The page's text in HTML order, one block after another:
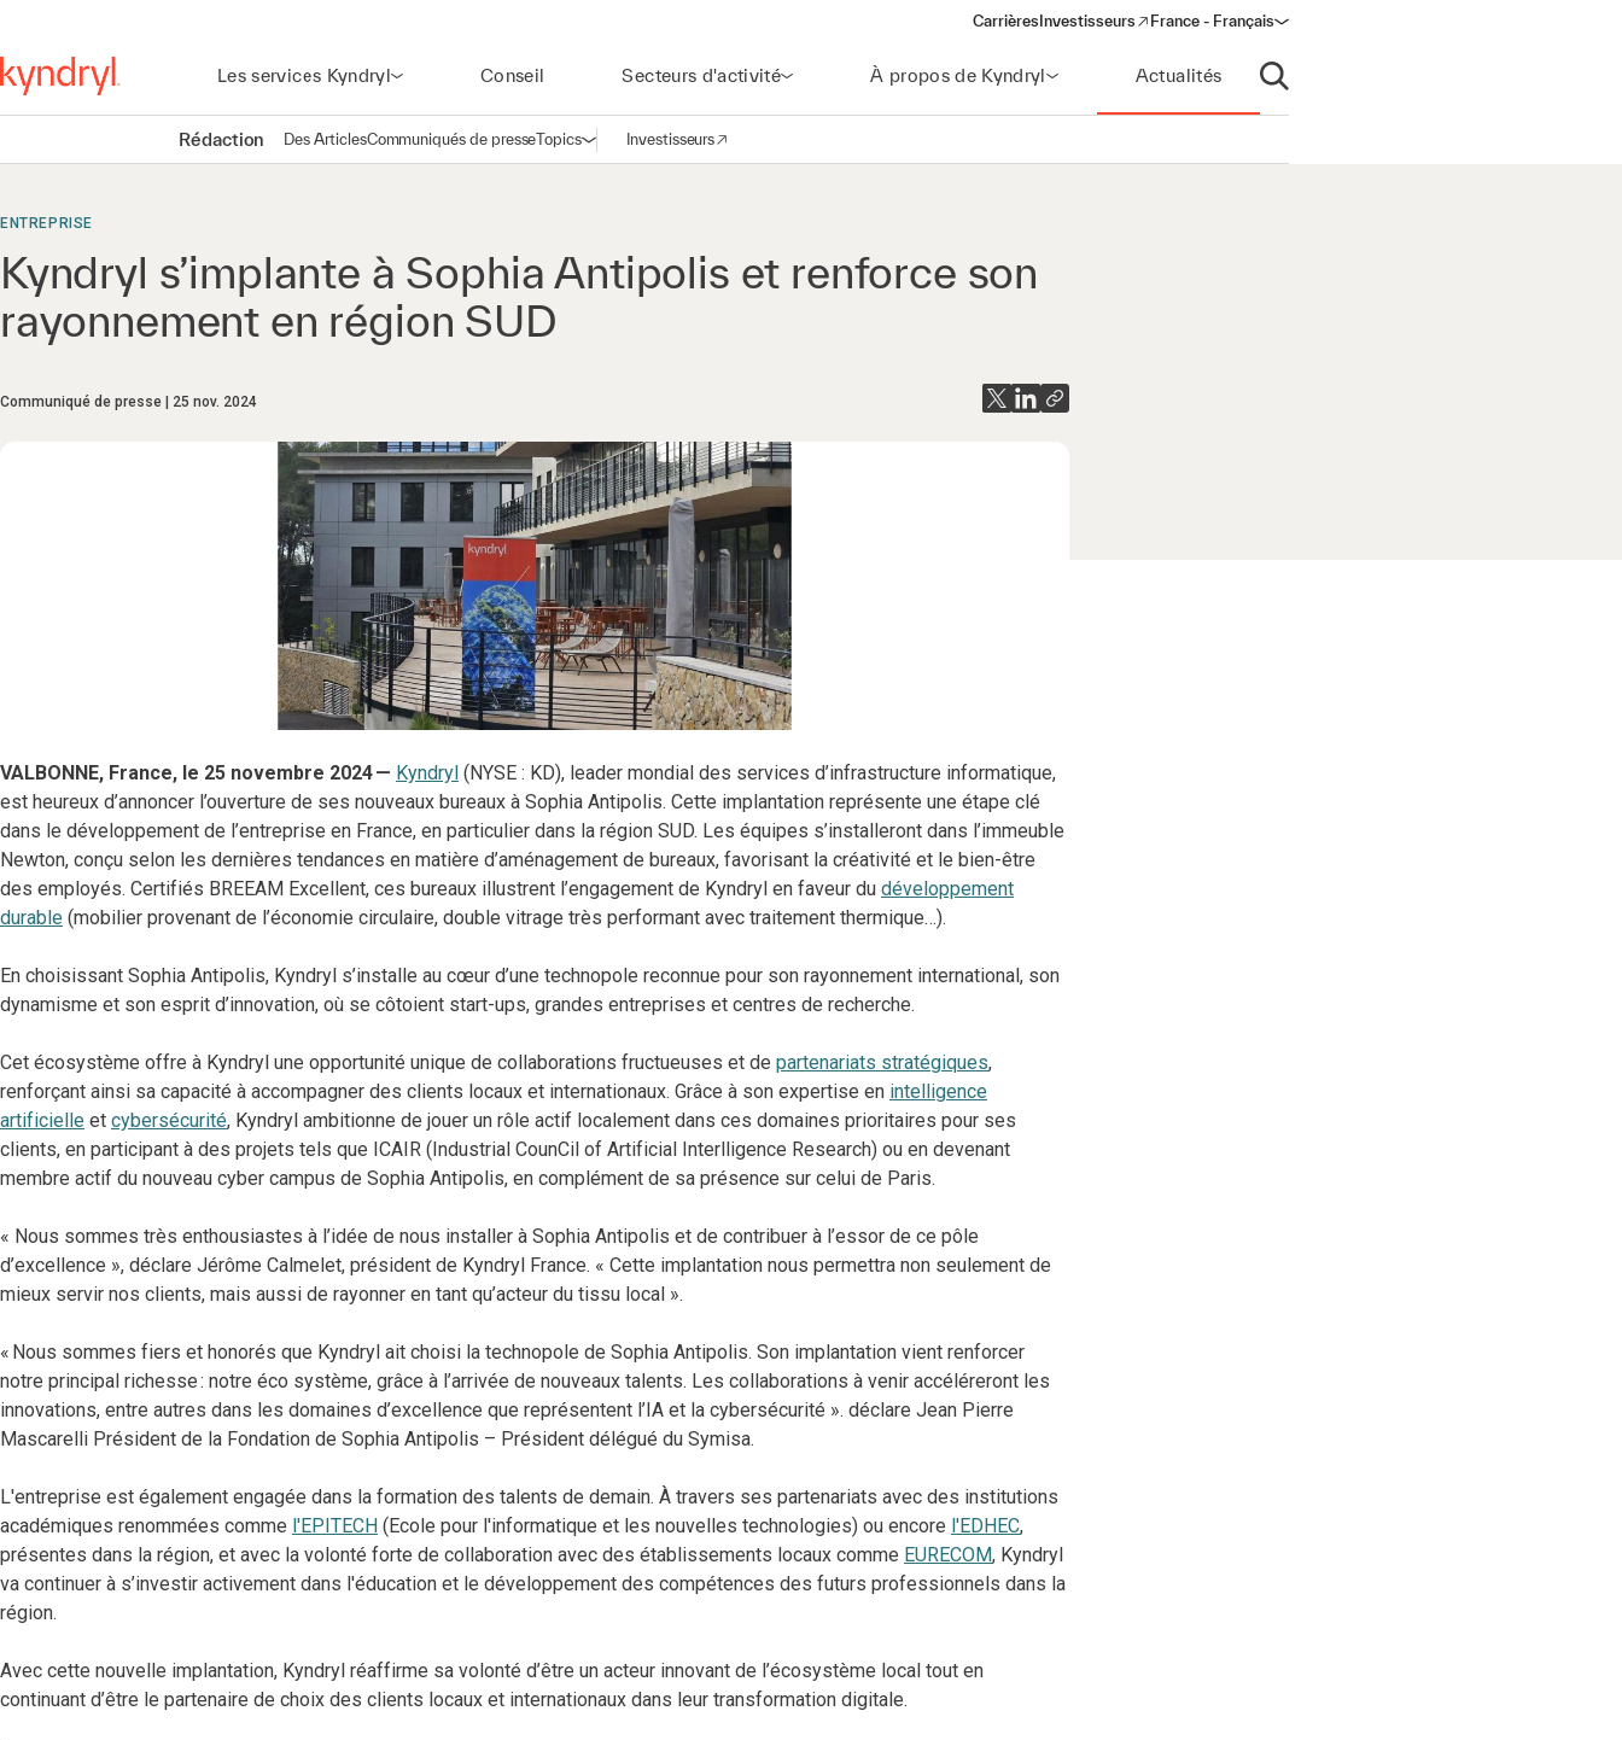
Carrières Investisseurs
(opens in a new window)
France - Français
Les services Kyndryl Conseil Secteurs d'activité À propos de Kyndryl Actualités
Ouvrir la recherche
Rédaction Des ArticlesCommuniqués de presseTopicsOuvrir la navigation
Investisseurs
(opens in a new window)
ENTREPRISE
Kyndryl s’implante à Sophia Antipolis et renforce son
rayonnement en région SUD
Communiqué de presse 25 nov. 2024
VALBONNE, France, le 25 novembre 2024 — Kyndryl (NYSE : KD), leader mondial des services d’infrastructure informatique,
est heureux d’annoncer l’ouverture de ses nouveaux bureaux à Sophia Antipolis. Cette implantation représente une étape clé
dans le développement de l’entreprise en France, en particulier dans la région SUD. Les équipes s’installeront dans l’immeuble
Newton, conçu selon les dernières tendances en matière d’aménagement de bureaux, favorisant la créativité et le bien-être
des employés. Certifiés BREEAM Excellent, ces bureaux illustrent l’engagement de Kyndryl en faveur du développement
durable (mobilier provenant de l’économie circulaire, double vitrage très performant avec traitement thermique…).
En choisissant Sophia Antipolis, Kyndryl s’installe au cœur d’une technopole reconnue pour son rayonnement international, son
dynamisme et son esprit d’innovation, où se côtoient start-ups, grandes entreprises et centres de recherche.
Cet écosystème offre à Kyndryl une opportunité unique de collaborations fructueuses et de partenariats stratégiques,
renforçant ainsi sa capacité à accompagner des clients locaux et internationaux. Grâce à son expertise en intelligence
artificielle et cybersécurité, Kyndryl ambitionne de jouer un rôle actif localement dans ces domaines prioritaires pour ses
clients, en participant à des projets tels que ICAIR (Industrial CounCil of Artificial Interlligence Research) ou en devenant
membre actif du nouveau cyber campus de Sophia Antipolis, en complément de sa présence sur celui de Paris.
« Nous sommes très enthousiastes à l’idée de nous installer à Sophia Antipolis et de contribuer à l’essor de ce pôle
d’excellence », déclare Jérôme Calmelet, président de Kyndryl France. « Cette implantation nous permettra non seulement de
mieux servir nos clients, mais aussi de rayonner en tant qu’acteur du tissu local ».
« Nous sommes fiers et honorés que Kyndryl ait choisi la technopole de Sophia Antipolis. Son implantation vient renforcer
notre principal richesse : notre éco système, grâce à l’arrivée de nouveaux talents. Les collaborations à venir accéléreront les
innovations, entre autres dans les domaines d’excellence que représentent l’IA et la cybersécurité ». déclare Jean Pierre
Mascarelli Président de la Fondation de Sophia Antipolis – Président délégué du Symisa.
L'entreprise est également engagée dans la formation des talents de demain. À travers ses partenariats avec des institutions
académiques renommées comme l'EPITECH (Ecole pour l'informatique et les nouvelles technologies) ou encore l'EDHEC,
présentes dans la région, et avec la volonté forte de collaboration avec des établissements locaux comme EURECOM, Kyndryl
va continuer à s’investir activement dans l'éducation et le développement des compétences des futurs professionnels dans la
région.
Avec cette nouvelle implantation, Kyndryl réaffirme sa volonté d’être un acteur innovant de l’écosystème local tout en
continuant d’être le partenaire de choix des clients locaux et internationaux dans leur transformation digitale.